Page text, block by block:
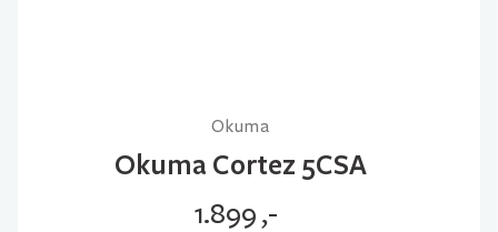
Okuma
Okuma Cortez 5CSA
1.899,-